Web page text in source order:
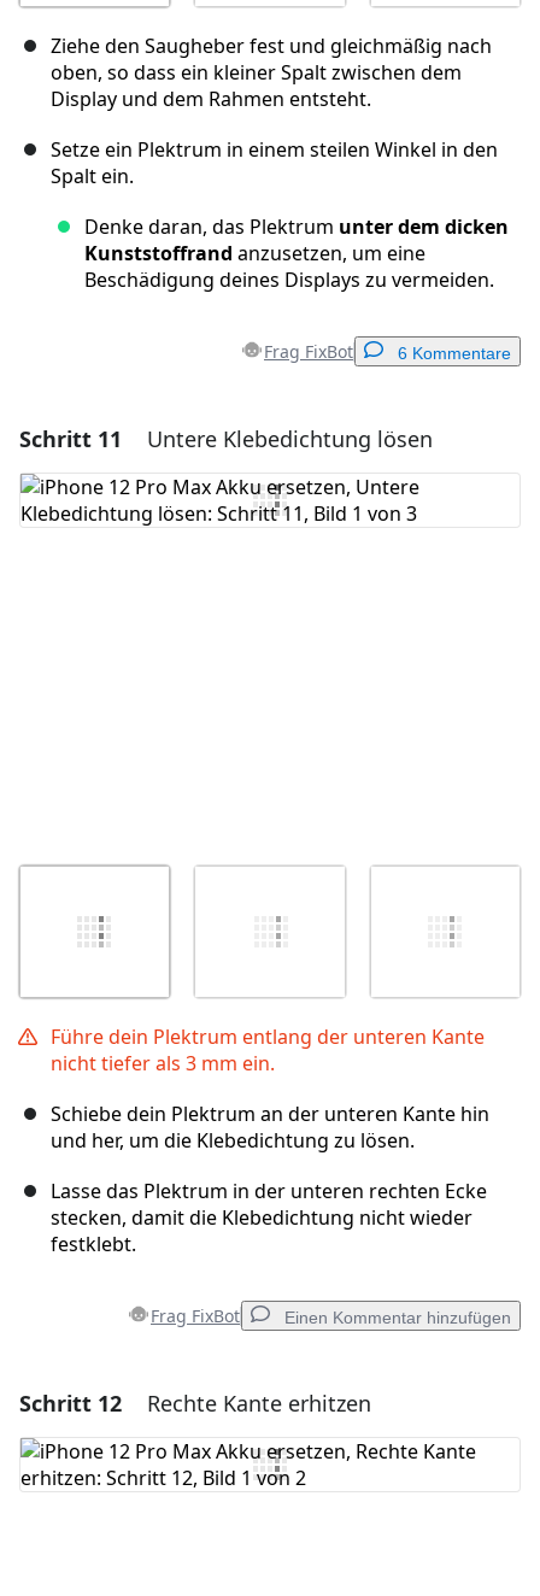
Ziehe den Saugheber fest und gleichmäßig nach
oben, so dass ein kleiner Spalt zwischen dem
Display und dem Rahmen entsteht.
Setze ein Plektrum in einem steilen Winkel in den
Spalt ein.
Denke daran, das Plektrum unter dem dicken
Kunststoffrand anzusetzen, um eine
Beschädigung deines Displays zu vermeiden.
Frag FixBot 6 Kommentare
Einen Kommentar hinzufügen
Kommentar hinzufügen
Schritt 11 Untere Klebedichtung lösen
Führe dein Plektrum entlang der unteren Kante
nicht tiefer als 3 mm ein.
Schiebe dein Plektrum an der unteren Kante hin
und her, um die Klebedichtung zu lösen.
Lasse das Plektrum in der unteren rechten Ecke
stecken, damit die Klebedichtung nicht wieder
festklebt.
Frag FixBot Einen Kommentar hinzufügen
Einen Kommentar hinzufügen
Kommentar hinzufügen
Schritt 12 Rechte Kante erhitzen